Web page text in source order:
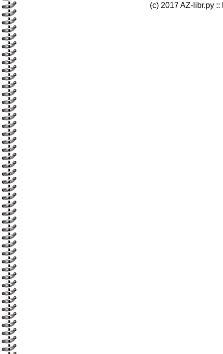
(c) 2017 AZ-libr.ру ::